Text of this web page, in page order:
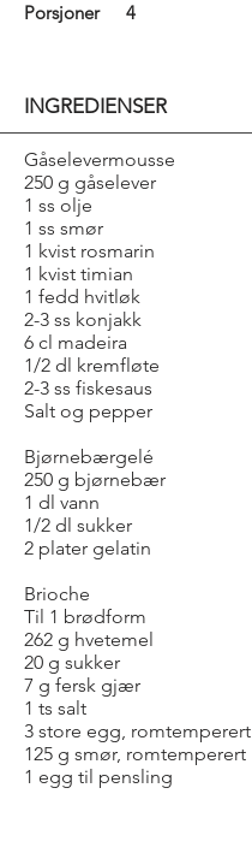
Porsjoner 4
INGREDIENSER
Gåselevermousse
250 g gåselever
1 ss olje
1 ss smør
1 kvist rosmarin
1 kvist timian
1 fedd hvitløk
2-3 ss konjakk
6 cl madeira
1/2 dl kremfløte
2-3 ss fiskesaus
Salt og pepper
Bjørnebærgelé
250 g bjørnebær
1 dl vann
1/2 dl sukker
2 plater gelatin
Brioche
Til 1 brødform
262 g hvetemel
20 g sukker
7 g fersk gjær
1 ts salt
3 store egg, romtemperert
125 g smør, romtemperert
1 egg til pensling